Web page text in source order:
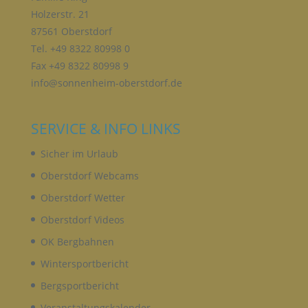
Holzerstr. 21
87561 Oberstdorf
Tel. +49 8322 80998 0
Fax +49 8322 80998 9
info@sonnenheim-oberstdorf.de
SERVICE & INFO LINKS
Sicher im Urlaub
Oberstdorf Webcams
Oberstdorf Wetter
Oberstdorf Videos
OK Bergbahnen
Wintersportbericht
Bergsportbericht
Verbreitung oder eine andere Form der
die Einschränkung, das Löschen oder die
Vernichtung.
Einschränkung der Verarbeitung ist die Markierung
Ziel, ihre künftige Verarbeitung einzuschränken.
E) PROFILING
Profiling ist jede Art der automatisierten
Verarbeitung personenbezogener Daten, die darin
besteht, dass diese personenbezogenen Daten
Aspekte, die sich auf eine natürliche Person